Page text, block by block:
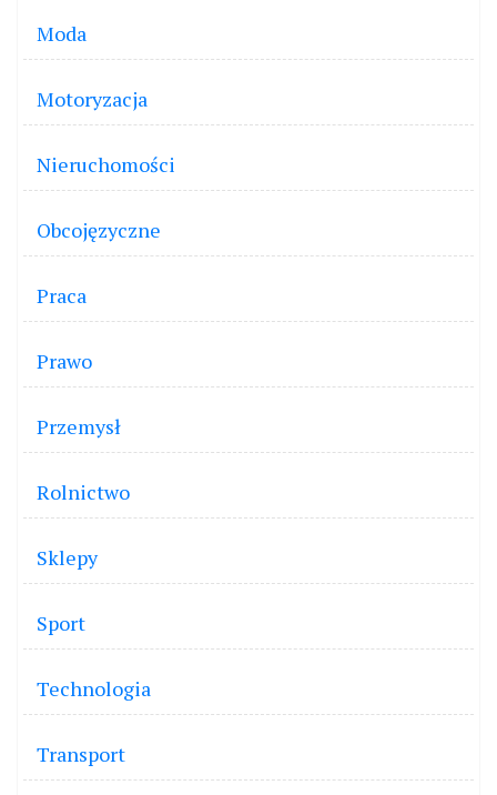
Moda
Motoryzacja
Nieruchomości
Obcojęzyczne
Praca
Prawo
Przemysł
Rolnictwo
Sklepy
Sport
Technologia
Transport